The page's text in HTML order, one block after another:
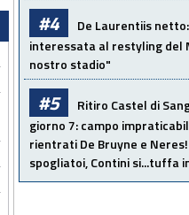
#4
De Laurentiis
interessata al restyling del
nostro stadio"
#5
Ritiro Castel di
giorno 7: campo
rientrati De Bruyne e
spogliatoi, Contini si...tuffa